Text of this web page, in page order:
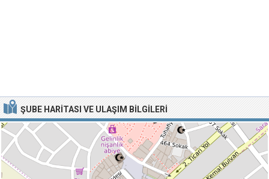
ŞUBE HARITASI VE ULAŞIM BILGILERI